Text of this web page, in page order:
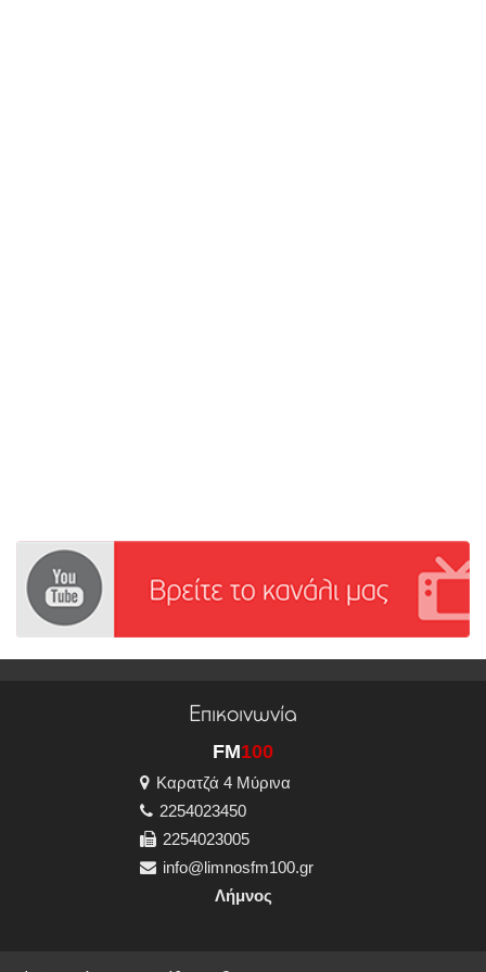
Επικοινωνία
FM100
Καρατζά 4 Μύρινα
2254023450
2254023005
info@limnosfm100.gr
Λήμνος